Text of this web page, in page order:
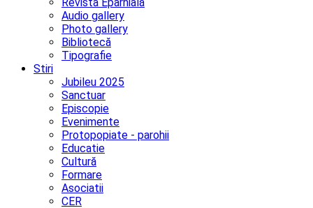
Audio gallery
Photo gallery
Bibliotecă
Tipografie
Stiri
Jubileu 2025
Sanctuar
Episcopie
Evenimente
Protopopiate - parohii
Educatie
Cultură
Formare
Asociatii
CER